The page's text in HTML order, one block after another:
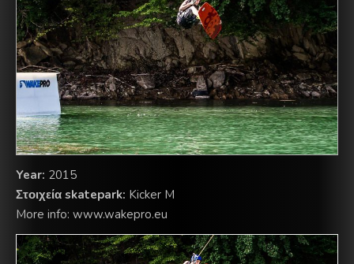
Year: 2015
Στοιχεία skatepark: Kicker M
More info: www.wakepro.eu